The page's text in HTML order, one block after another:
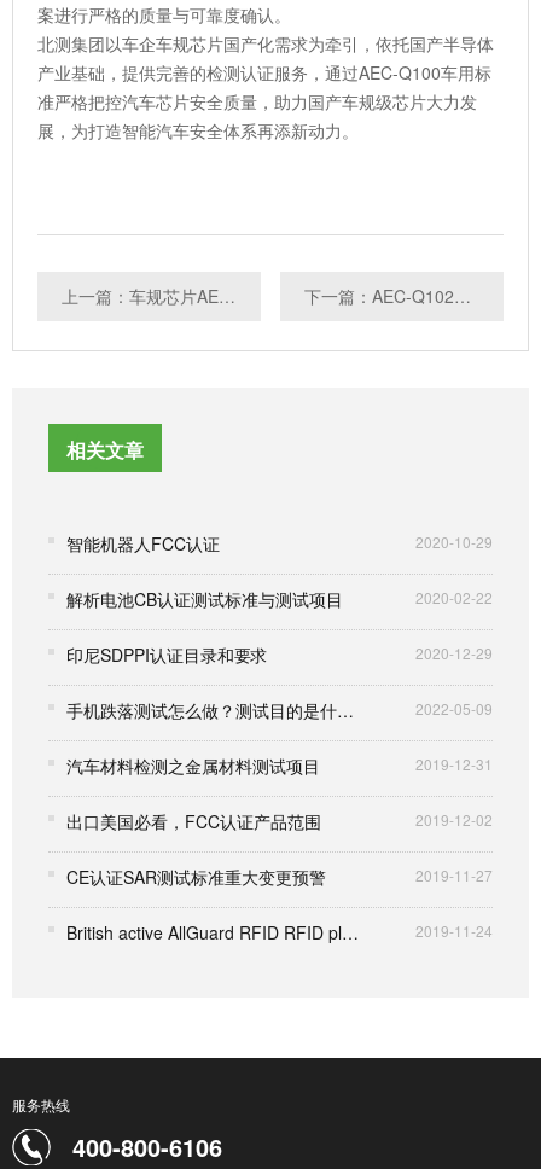
案进行严格的质量与可靠度确认。
北测集团以车企车规芯片国产化需求为牵引，依托国产半导体
产业基础，提供完善的检测认证服务，通过AEC-Q100车用标
准严格把控汽车芯片安全质量，助力国产车规级芯片大力发
展，为打造智能汽车安全体系再添新动力。
上一篇：车规芯片AEC-Q100与车规模组AEC-Q104的区别 下一篇：AEC-Q102之凝露试验
相关文章
智能机器人FCC认证 2020-10-29
解析电池CB认证测试标准与测试项目 2020-02-22
印尼SDPPI认证目录和要求 2020-12-29
手机跌落测试怎么做？测试目的是什么？ 2022-05-09
汽车材料检测之金属材料测试项目 2019-12-31
出口美国必看，FCC认证产品范围 2019-12-02
CE认证SAR测试标准重大变更预警 2019-11-27
British active AllGuard RFID RFID platform for CE certification 2019-11-24
服务热线
400-800-6106